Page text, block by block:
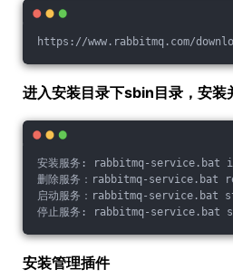
https://www.rabbitmq.com/
进入安装目录下sbin目录，安装
安装服务: rabbitmq-service.bat
删除服务：rabbitmq-service.bat
启动服务：rabbitmq-service.bat
停止服务: rabbitmq-service.bat
安装管理插件